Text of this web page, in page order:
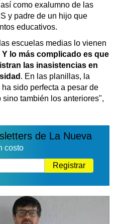
como exalumno de las
y padre de un hijo que
educativos.
escuelas medias lo vienen
Y lo más complicado es que
las inasistencias en
. En las planillas, la
sido perfecta a pesar de
sino también los anteriores",
de La Nueva
costo
Registrar